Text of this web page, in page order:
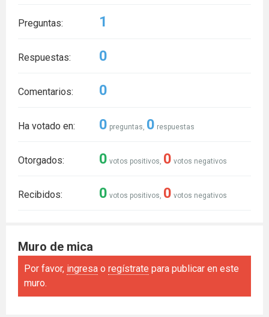
Preguntas: 1
Respuestas: 0
Comentarios: 0
Ha votado en: 0 preguntas, 0 respuestas
Otorgados: 0 votos positivos, 0 votos negativos
Recibidos: 0 votos positivos, 0 votos negativos
Muro de mica
Por favor, ingresa o regístrate para publicar en este
muro.